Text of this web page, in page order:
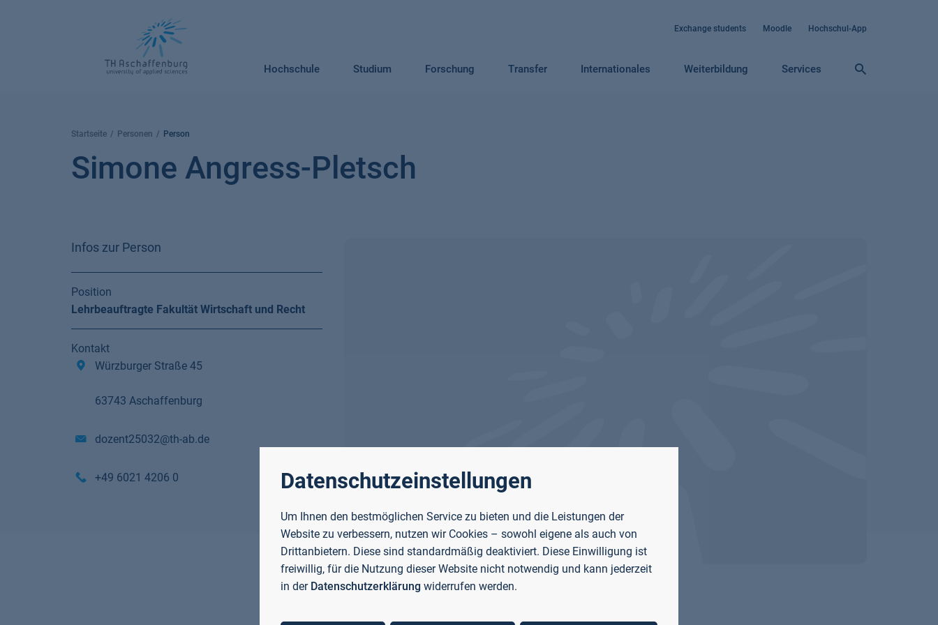
Exchange students Moodle Hochschul-App
Hochschule Studium Forschung Transfer Internationales Weiterbildung Services
Startseite Personen Person
Simone Angress-Pletsch
Infos zur Person
Position
Lehrbeauftragte Fakultät Wirtschaft und Recht
Kontakt
Würzburger Straße 45
63743 Aschaffenburg
dozent25032@th-ab.de
+49 6021 4206 0 Datenschutzeinstellungen
Um Ihnen den bestmöglichen Service zu bieten und die Leistungen der
Website zu verbessern, nutzen wir Cookies – sowohl eigene als auch von
Drittanbietern. Diese sind standardmäßig deaktiviert. Diese Einwilligung ist
freiwillig, für die Nutzung dieser Website nicht notwendig und kann jederzeit
in der Datenschutzerklärung widerrufen werden.